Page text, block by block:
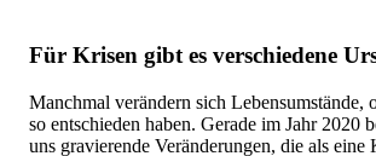
Für Krisen gibt es verschiedene
Manchmal verändern sich Lebensumstände,
so entschieden haben. Gerade im Jahr 2020
uns gravierende Veränderungen, die als eine